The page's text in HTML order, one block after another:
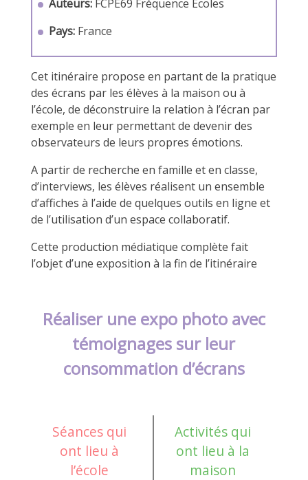
Auteurs: FCPE69 Fréquence Ecoles
Pays: France
Cet itinéraire propose en partant de la pratique
des écrans par les élèves à la maison ou à
l’école, de déconstruire la relation à l’écran par
exemple en leur permettant de devenir des
observateurs de leurs propres émotions.
A partir de recherche en famille et en classe,
d’interviews, les élèves réalisent un ensemble
d’affiches à l’aide de quelques outils en ligne et
de l’utilisation d’un espace collaboratif.
Cette production médiatique complète fait
l’objet d’une exposition à la fin de l’itinéraire
Réaliser une expo photo avec
témoignages sur leur
consommation d’écrans
Séances qui
ont lieu à
l’école
Activités qui
ont lieu à la
maison